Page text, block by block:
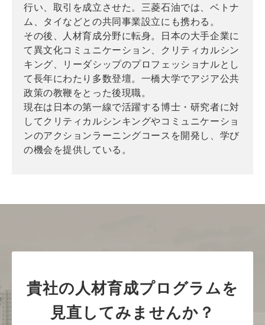
行い、取引を成立させた。三菱石油では、ベトナ
ム、タイなどとの共同事業設立にも携わる。
その後、人材育成分野に転身。日本の大手企業に
て異文化コミュニケーション、クリティカルシン
キング、リーダシップのプロフェッショナルとし
て長年にわたり多数登壇。一橋大学でアジア公共
政策の教鞭をとった後現職。
現在は日本の第一線で活躍する博士・研究者に対
してクリティカルシンキングやコミュニケーショ
ンのアクションラーニングコースを開発し、学び
の機会を提供している。
貴社の人材育成プログラムを
見直してみませんか？